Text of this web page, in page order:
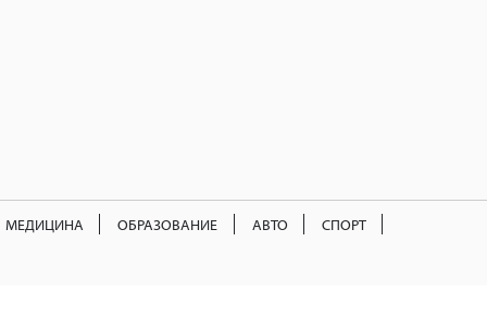
МЕДИЦИНА ОБРАЗОВАНИЕ АВТО СПОРТ